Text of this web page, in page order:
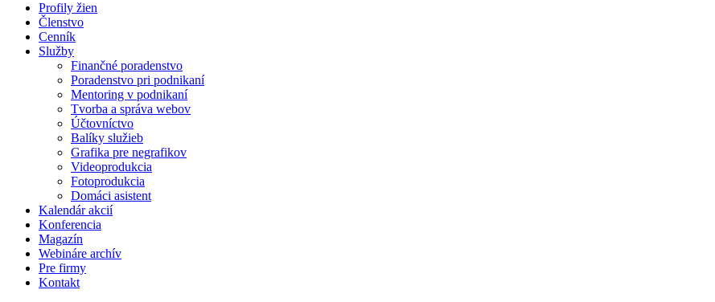
Profily žien
Členstvo
Cenník
Služby
Finančné poradenstvo
Poradenstvo pri podnikaní
Mentoring v podnikaní
Tvorba a správa webov
Účtovníctvo
Balíky služieb
Grafika pre negrafikov
Videoprodukcia
Fotoprodukcia
Domáci asistent
Kalendár akcií
Konferencia
Magazín
Webináre archív
Pre firmy
Kontakt